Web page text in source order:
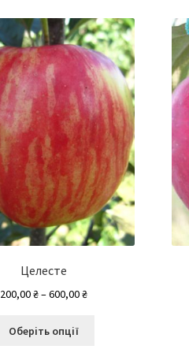
Целесте
200,00₴–600,00₴Діапазон
Оберіть опції